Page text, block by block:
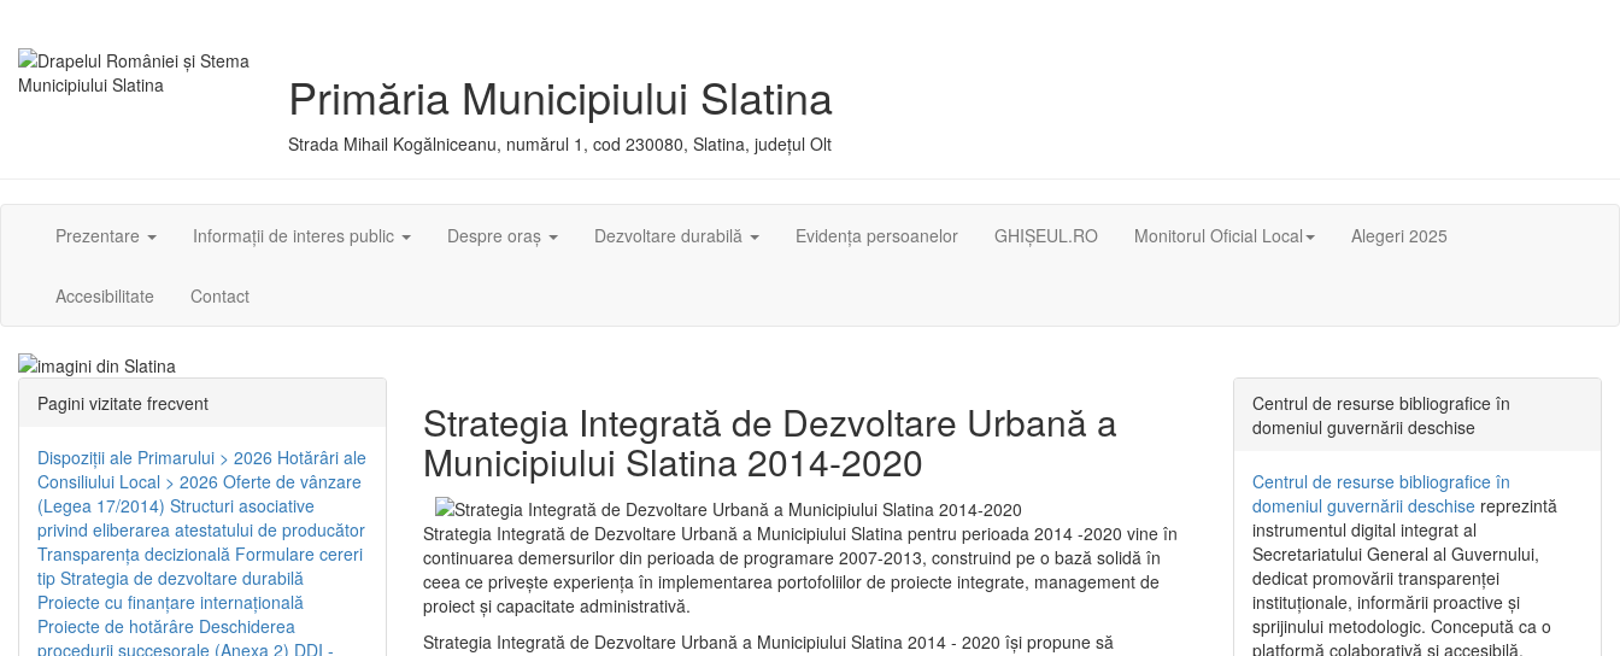
Primăria Municipiului Slatina
Strada Mihail Kogălniceanu, numărul 1, cod 230080, Slatina, județul Olt
Prezentare Informații de interes public Despre oraș Dezvoltare durabilă Evidența persoanelor GHIȘEUL.RO Monitorul Oficial Local Alegeri 2025
Accesibilitate Contact
Strategia Integrată de Dezvoltare Urbană a
Municipiului Slatina 2014-2020
Strategia Integrată de Dezvoltare Urbană a Municipiului Slatina pentru perioada 2014 -2020 vine în
continuarea demersurilor din perioada de programare 2007-2013, construind pe o bază solidă în
ceea ce priveşte experienţa în implementarea portofoliilor de proiecte integrate, management de
proiect și capacitate administrativă.
Strategia Integrată de Dezvoltare Urbană a Municipiului Slatina 2014 - 2020 își propune să
Pagini vizitate frecvent
Dispoziţii ale Primarului > 2026 Hotărâri ale
Consiliului Local > 2026 Oferte de vânzare
(Legea 17/2014) Structuri asociative
privind eliberarea atestatului de producător
Transparenţa decizională Formulare cereri
tip Strategia de dezvoltare durabilă
Proiecte cu finanţare internaţională
Proiecte de hotărâre Deschiderea
procedurii succesorale (Anexa 2) DDI -
Centrul de resurse bibliografice în
domeniul guvernării deschise
Centrul de resurse bibliografice în
domeniul guvernării deschise reprezintă
instrumentul digital integrat al
Secretariatului General al Guvernului,
dedicat promovării transparenței
instituționale, informării proactive și
sprijinului metodologic. Concepută ca o
platformă colaborativă și accesibilă,